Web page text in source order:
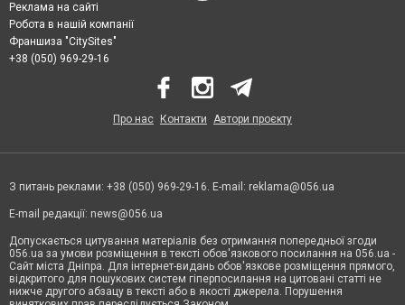
Реклама на сайті
Робота в нашій компанії
Франшиза "CitySites"
+38 (050) 969-29-16
Про нас Контакти Автори проєкту
З питань реклами: +38 (050) 969-29-16. E-mail: reklama@056.ua
E-mail редакції: news@056.ua
Допускається цитування матеріалів без отримання попередньої згоди
056.ua за умови розміщення в тексті обов'язкового посилання на 056.ua -
Сайт міста Дніпра. Для інтернет-видань обов'язкове розміщення прямого,
відкритого для пошукових систем гіперпосилання на цитовані статті не
нижче другого абзацу в тексті або в якості джерела. Порушення